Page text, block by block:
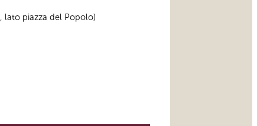
lato piazza del Popolo)